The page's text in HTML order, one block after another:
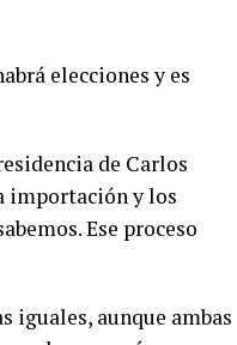
elecciones y es
de Carlos
importación y los
Ese proceso
iguales, aunque ambas